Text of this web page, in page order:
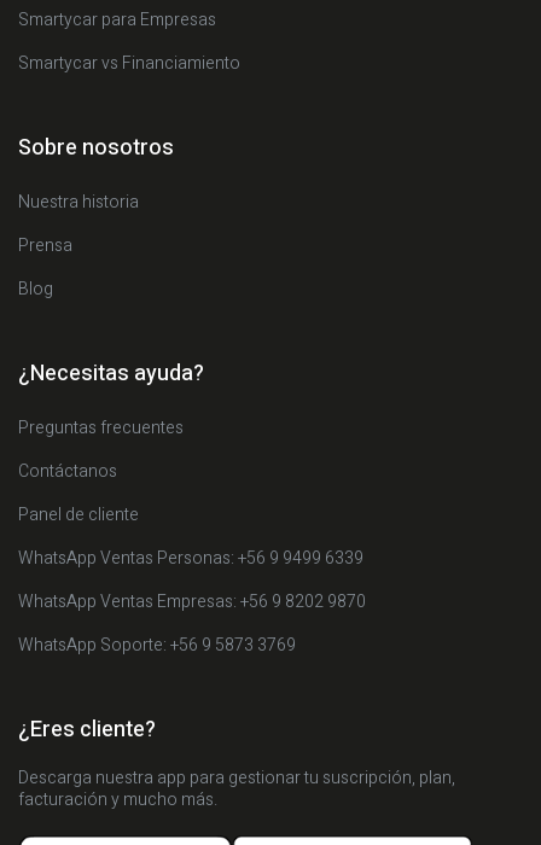
Smartycar para Empresas
Smartycar vs Financiamiento
Sobre nosotros
Nuestra historia
Prensa
Blog
¿Necesitas ayuda?
Preguntas frecuentes
Contáctanos
Panel de cliente
WhatsApp Ventas Personas: +56 9 9499 6339
WhatsApp Ventas Empresas: +56 9 8202 9870
WhatsApp Soporte: +56 9 5873 3769
¿Eres cliente?
Descarga nuestra app para gestionar tu suscripción, plan,
facturación y mucho más.